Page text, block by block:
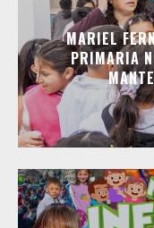
MARIEL
PRIMARIA